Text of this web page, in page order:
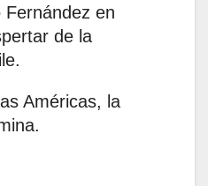
en
de la
Américas, la